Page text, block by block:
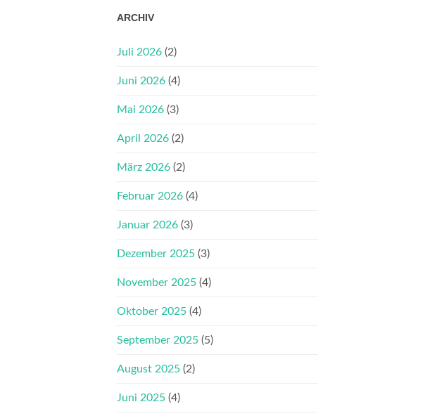
ARCHIV
Juli 2026 (2)
Juni 2026 (4)
Mai 2026 (3)
April 2026 (2)
März 2026 (2)
Februar 2026 (4)
Januar 2026 (3)
Dezember 2025 (3)
November 2025 (4)
Oktober 2025 (4)
September 2025 (5)
August 2025 (2)
Juni 2025 (4)